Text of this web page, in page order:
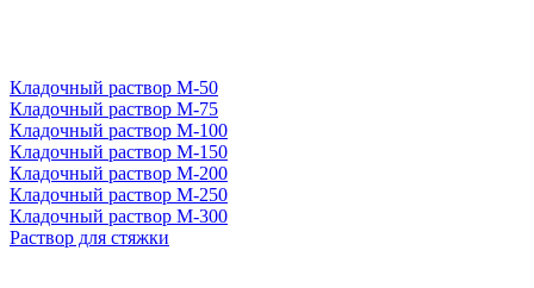
Кладочный раствор М-50
Кладочный раствор М-75
Кладочный раствор М-100
Кладочный раствор М-150
Кладочный раствор М-200
Кладочный раствор М-250
Кладочный раствор М-300
Раствор для стяжки